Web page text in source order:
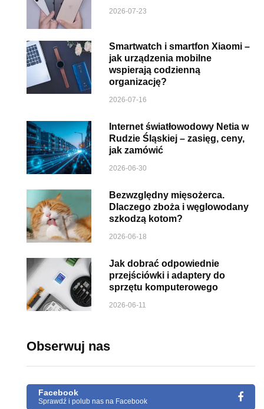
2026-07-23
Smartwatch i smartfon Xiaomi –
jak urządzenia mobilne
wspierają codzienną
organizację?
2026-07-16
Internet światłowodowy Netia w
Rudzie Śląskiej – zasięg, ceny,
jak zamówić
2026-06-30
Bezwzględny mięsożerca.
Dlaczego zboża i węglowodany
szkodzą kotom?
2026-06-18
Jak dobrać odpowiednie
przejściówki i adaptery do
sprzętu komputerowego
2026-06-11
Obserwuj nas
Facebook
Sprawdź i polub nas na Facebook